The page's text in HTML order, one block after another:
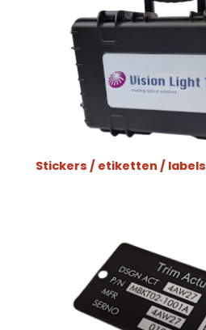
Stickers / etiketten / labels